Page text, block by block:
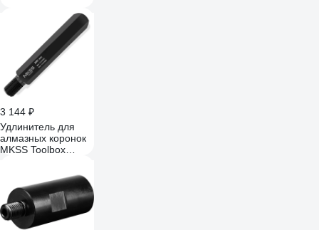
3 144 ₽
Удлинитель для
алмазных коронок
MKSS Toolbox
1-1/4 UNC - вал 1-
1/4 UNC
SS21020007